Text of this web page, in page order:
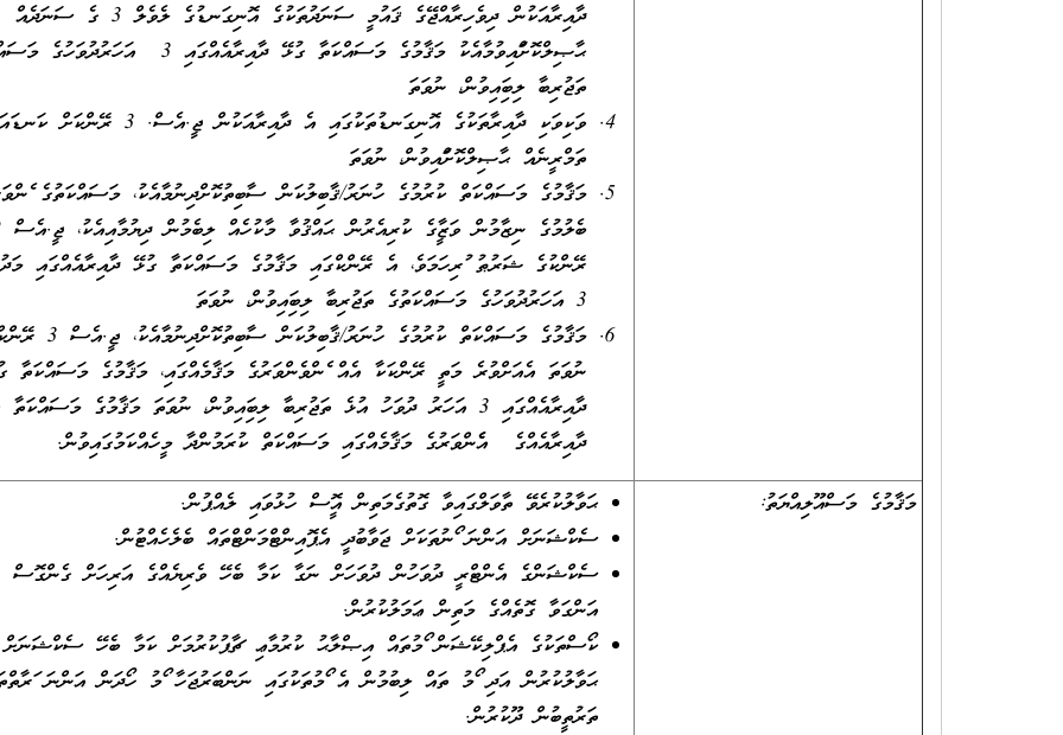
ދާއިރާއަކުން ދިވެހިރާއްޖޭގެ ޤައުމީ ސަނަދުތަކުގެ އޮނިގަނޑުގެ ލެވެލް 3 ގެ ސަނަދެއް
ޙާޞިލްކޮށްފައިވުމާއެކު މަޤާމުގެ މަސައްކަތާ ގުޅޭ ދާއިރާއެއްގައި 3
ތަޖުރިބާ ލިބިފައިވުން، ނުވަތަ
ވަކިވަކި ދާއިރާތަކުގެ އޮނިގަނޑުތަކުގައި އެ ދާއިރާއަކުން ޖީ.އެސް. 3
ތަމްރީނެއް ޙާޞިލްކޮށްފައިވުން، ނުވަތަ
މަޤާމުގެ މަސައްކަތް ކުރުމުގެ ހުނަރު/ޤާބިލުކަން ސާބިތުކޮށްދިނުމާއެކު، މަސައްކަތުގެ
ބެލުމުގެ
ރޭންކުގެ ޝަރުޠު ފުރިހަމަވެ، އެ ރޭންކްގައި މަޤާމުގެ މަސައްކަތާ ގުޅޭ ދާއިރާއެއްގައި
3 އަހަރުދުވަހުގެ މަސައްކަތުގެ ތަޖުރިބާ ލިބިފައިވުން، ނުވަތަ
މަޤާމުގެ މަސައްކަތް ކުރުމުގެ ހުނަރު/ޤާބިލުކަން
ނުވަތަ އެއަށްވުރެ މަތީ ރޭންކަކާ އެއް ފެންވެންވަރުގެ މަޤާމެއްގައި، މަޤާމުގެ މަސައްކަތާ
ދާއިރާއެއްގައި 3 އަހަރު ދުވަހު އުޅެ ތަޖުރިބާ ލިބިފައިވުން، ނުވަތަ މަޤާމުގެ
ދާއިރާއެއްގެ އެފެންވަރުގެ މަޤާމެއްގައި މަސައްކަތް ކުރަމުންދާ މީހެއްކަމުގައިވުން.
މަޤާމުގެ މަސްއޫލިއްޔަތު:
ޙަވާލުކުރެވޭ ތާވަލްގައިވާ ގޮތުގެމަތިން އޮފީސް ހުޅުވައި ލެއްޕުން.
ސެކްޝަނަށް އަންނަ ފޯނުތަކަށް ޖަވާބުދީ އެޕޮއިންޓްމަންޓްތައް ބެލެހެއްޓުން.
ސެކްޝަންގެ އެންޓްރީ ދުވަހުން ދުވަހަށް ނަގާ ކަމާ ބެހޭ ވެރިޔެއްގެ އަރިހަށް ގެންގޮސް
އަންގަވާ ގޮތެއްގެ މަތިން ޢަމަލުކުރުން.
ކޯސްތަކުގެ އެޕްލިކޭޝަން ފޯމުތައް އިޞްލާޙު ކުރުމާޢި ޗާޕުކުރުމަށް ކަމާ ބެހޭ ސެކްޝަނަށް
ޙަވާލުކުރުން އަދި ފޯމު ތައް ލިބުމުން އެ ފޯމުތަކުގައި ނަންބަރުޖަހާ ފޯމު ހޯދަން އަންނަ
ތަރުތީބުން ދޫކުރުން.